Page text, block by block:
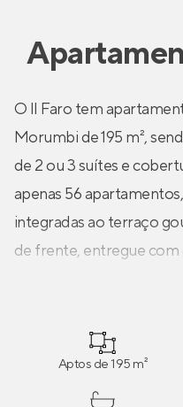
O Il Faro tem
Morumbi de 195 m²,
de 2 ou 3 suítes e
apenas 56
integradas ao terraço
de frente, entregue com
intimo, banheiro sr. e sra
Aptos de 195 m²